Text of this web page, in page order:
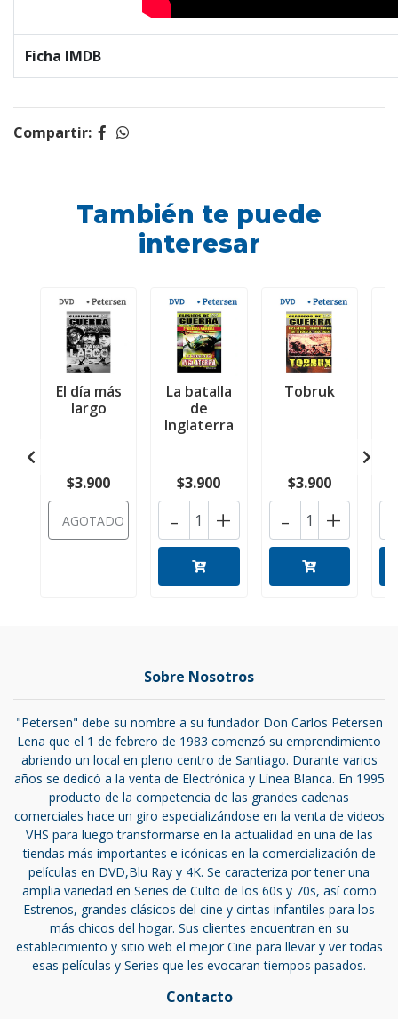
Ficha IMDB
Compartir:
También te puede
interesar
El día más
largo
$3.900
AGOTADO
La batalla
de
Inglaterra
$3.900
+
-
Tobruk
$3.900
+
-
Sobre Nosotros
"Petersen" debe su nombre a su fundador Don Carlos Petersen
Lena que el 1 de febrero de 1983 comenzó su emprendimiento
abriendo un local en pleno centro de Santiago. Durante varios
años se dedicó a la venta de Electrónica y Línea Blanca. En 1995
producto de la competencia de las grandes cadenas
comerciales hace un giro especializándose en la venta de videos
VHS para luego transformarse en la actualidad en una de las
tiendas más importantes e icónicas en la comercialización de
películas en DVD,Blu Ray y 4K. Se caracteriza por tener una
amplia variedad en Series de Culto de los 60s y 70s, así como
Estrenos, grandes clásicos del cine y cintas infantiles para los
más chicos del hogar. Sus clientes encuentran en su
establecimiento y sitio web el mejor Cine para llevar y ver todas
esas películas y Series que les evocaran tiempos pasados.
Contacto